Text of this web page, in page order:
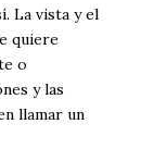
La vista y el
quiere
o
y las
llamar un